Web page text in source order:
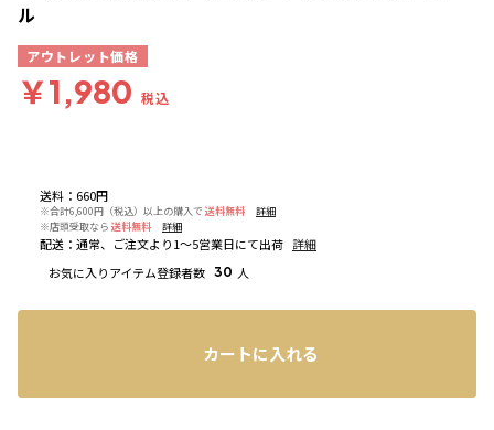
送料 ： 660円
※合計6,600円（税込）以上の購入で 送料無料
詳細
※店頭受取なら 送料無料 詳細
配送 ： 通常、ご注文より1～5営業日にて出荷 詳細
お気に入りアイテム登録者数 30 人
ル
アウトレット価格
￥1,980 税込
カートに入れる